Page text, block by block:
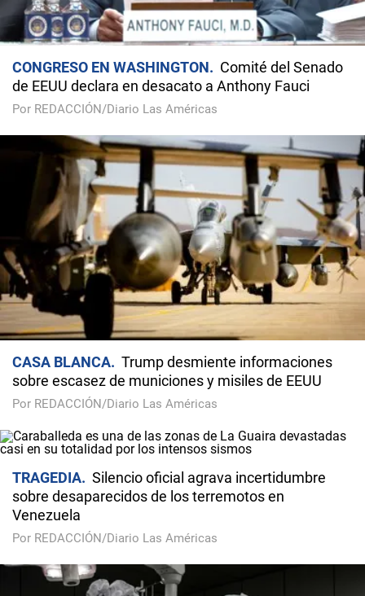
CONGRESO EN WASHINGTON
Comité del Senado
de EEUU declara en desacato a Anthony Fauci
Por REDACCIÓN/Diario Las Américas
CASA BLANCA
Trump desmiente informaciones
sobre escasez de municiones y misiles de EEUU
Por REDACCIÓN/Diario Las Américas
TRAGEDIA
Silencio oficial agrava incertidumbre
sobre desaparecidos de los terremotos en
Venezuela
Por REDACCIÓN/Diario Las Américas